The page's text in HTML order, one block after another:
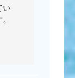
い